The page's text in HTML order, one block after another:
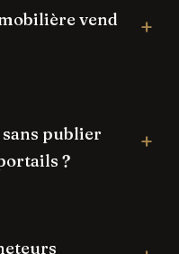
vend
publier
?